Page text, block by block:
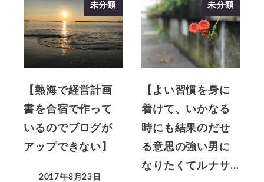
未分類
【熱海で経営計画
書を合宿で作って
いるのでブログが
アップできない】
2017年8月23日
未分類
【よい習慣を身に
着けて、いかなる
時にも結果のだせ
る意思の強い男に
なりたくてルナサ…